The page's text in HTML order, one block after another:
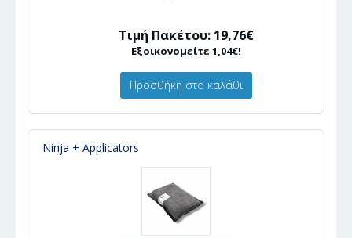
Τιμή Πακέτου: 19,76€
Εξοικονομείτε 1,04€!
Προσθήκη στο καλάθι
Ninja + Applicators